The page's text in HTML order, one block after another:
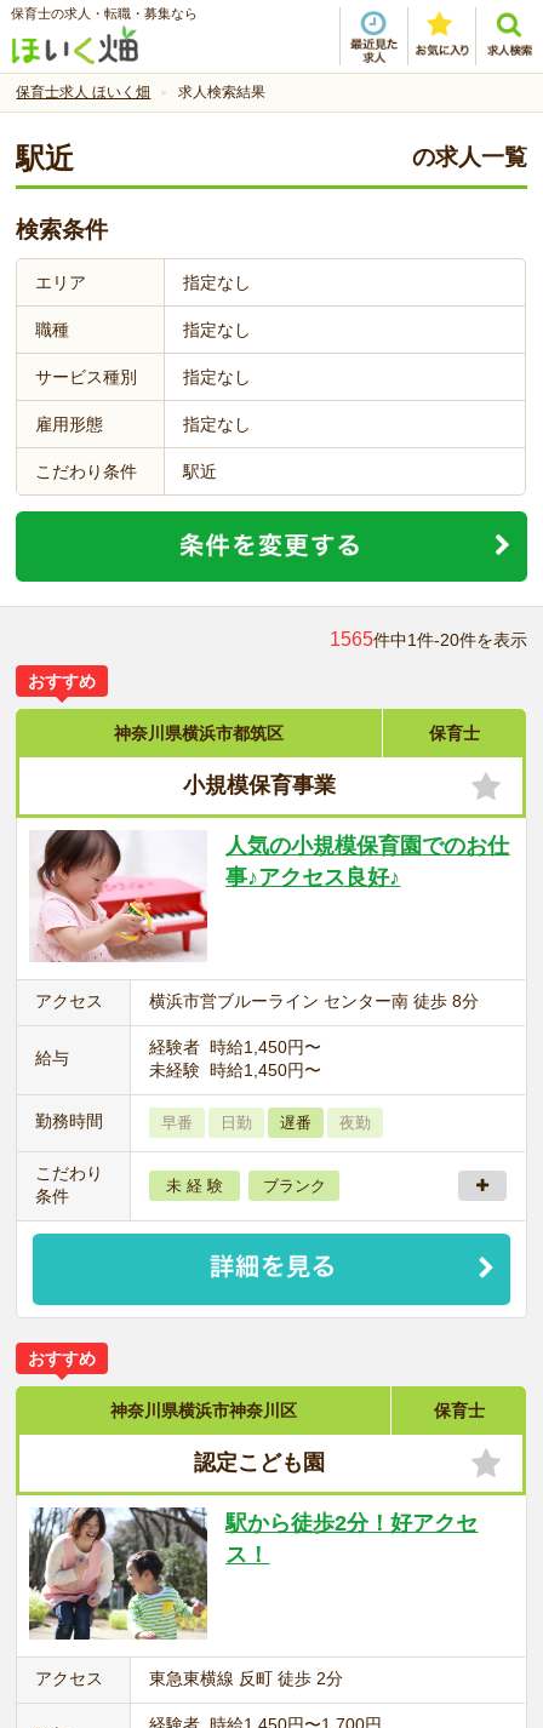
保育士の求人・転職・募集なら
保育士求人 ほいく畑 求人検索結果
駅近 の求人一覧
検索条件
エリア 指定なし
職種 指定なし
サービス種別 指定なし
雇用形態 指定なし
こだわり条件 駅近
1565件中1件-20件を表示
おすすめ
神奈川県横浜市都筑区 保育士
小規模保育事業
人気の小規模保育園でのお仕
事♪アクセス良好♪
アクセス 横浜市営ブルーライン センター南 徒歩 8分
給与
経験者 時給1,450円〜
未経験 時給1,450円〜
勤務時間 早番 日勤 遅番 夜勤
こだわり
条件
未 経 験 ブランク
おすすめ
神奈川県横浜市神奈川区 保育士
認定こども園
駅から徒歩2分！好アクセ
ス！
アクセス 東急東横線 反町 徒歩 2分
経験者 時給1,450円〜1,700円